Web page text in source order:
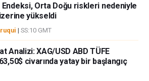
Endeksi, Orta Doğu riskleri nedeniyle
yükseldi
| SS:10 GMT
Analizi: XAG/USD ABD TÜFE
civarında yatay bir başlangıç